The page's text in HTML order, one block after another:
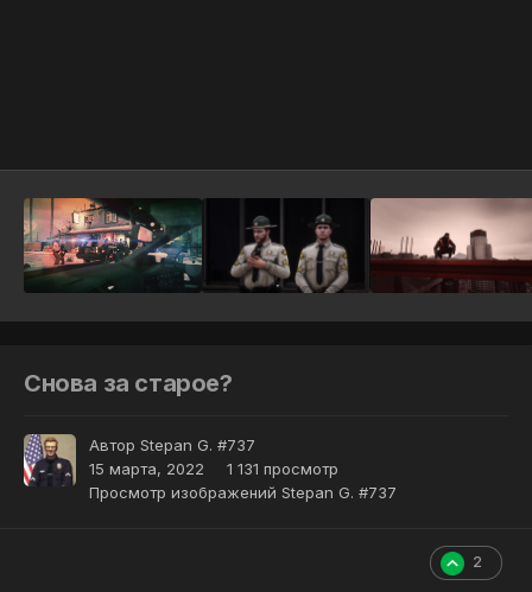
Снова за старое?
Автор Stepan G. #737
15 марта, 2022
1 131 просмотр
Просмотр изображений Stepan G. #737
2